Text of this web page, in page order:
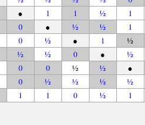
● 1 1 ½ 1
0 ● ½ ½ 1
0 ½ ● 1 ½
½ ½ 0 ● ½
0 0 ½ ½ ●
0 ½ ½ ½ ½
1 1 0 ½ 1